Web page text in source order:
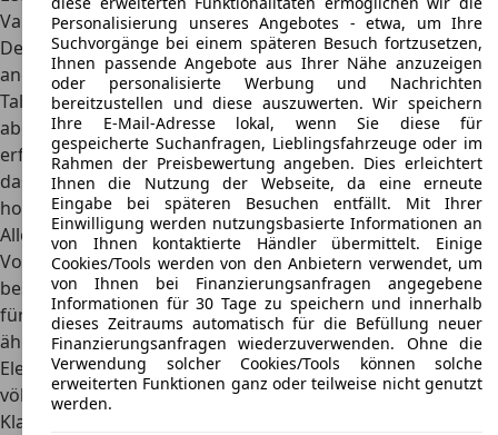
Varianten
Der VW T1 wurde vornehmlich für gewerbliche Kunden
angeboten, konnte sich aufgrund seiner zahlreichen
Talente und der unterschiedlichen Einsatzmöglichkeiten
aber auch im privaten Umfeld einer großen Nachfrage
erfreuen. Dies gilt vor allem für dasFahrzeug als Kleinbus
das entsprechend viele Sitzplätze bei einem gleichzeitig
hohen Fahrkomfort vorweisen konnte.
Allerdings stellten auch die anderen Varianten für viele
Vorhaben eine gute Wahl dar. Der Pritschenwagen bot eine
besonders große Ladefläche, während der Kastenwagen
für den geschlossenen Transport bei Handwerkern und
ähnlichen Berufsgruppen beliebt war.
Elektro-Varianten:
Seit 2020 entstehen durch Umbauten
völlig neue Varianten des T1. Dieseelektrifizierten
Klassiker
Personalisierung unseres Angebotes - etwa, um Ihre
Suchvorgänge bei einem späteren Besuch fortzusetzen,
Ihnen passende Angebote aus Ihrer Nähe anzuzeigen
oder personalisierte Werbung und Nachrichten
bereitzustellen und diese auszuwerten. Wir speichern
Ihre E-Mail-Adresse lokal, wenn Sie diese für
gespeicherte Suchanfragen, Lieblingsfahrzeuge oder im
Rahmen der Preisbewertung angeben. Dies erleichtert
Ihnen die Nutzung der Webseite, da eine erneute
Eingabe bei späteren Besuchen entfällt. Mit Ihrer
Einwilligung werden nutzungsbasierte Informationen an
von Ihnen kontaktierte Händler übermittelt. Einige
Cookies/Tools werden von den Anbietern verwendet, um
von Ihnen bei Finanzierungsanfragen angegebene
Informationen für 30 Tage zu speichern und innerhalb
dieses Zeitraums automatisch für die Befüllung neuer
Finanzierungsanfragen wiederzuverwenden. Ohne die
Verwendung solcher Cookies/Tools können solche
erweiterten Funktionen ganz oder teilweise nicht genutzt
werden.